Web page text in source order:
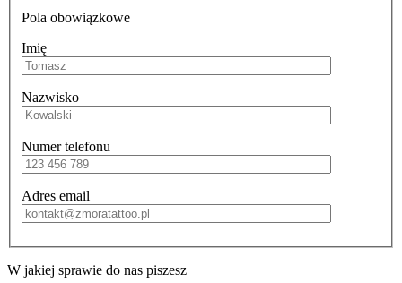
Pola obowiązkowe
Imię
Nazwisko
Numer telefonu
Adres email
W jakiej sprawie do nas piszesz